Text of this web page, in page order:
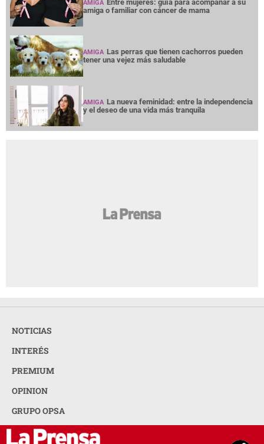
AMIGA Entre mujeres: guía para acompañar a su
amiga o familiar con cáncer de mama
AMIGA Las perras que tienen cachorros pueden
tener una vejez más saludable
AMIGA La nueva feminidad: entre la independencia
y el deseo de una vida más tranquila
NOTICIAS
INTERÉS
PREMIUM
OPINION
GRUPO OPSA